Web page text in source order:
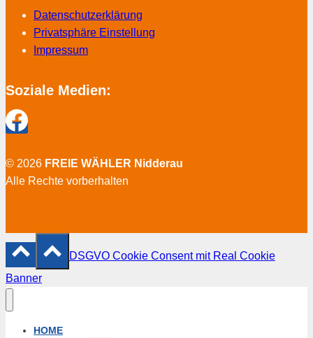
Datenschutzerklärung
Privatsphäre Einstellung
Impressum
Soziale Medien:
© 2026 FREIE WÄHLER Nidderau
Alle Rechte vorberhalten
DSGVO Cookie Consent mit Real Cookie
Banner
HOME